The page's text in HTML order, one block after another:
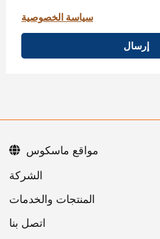
سياسة الخصوصية
إرسال
اتصل بنا
مواقع ماسكوس